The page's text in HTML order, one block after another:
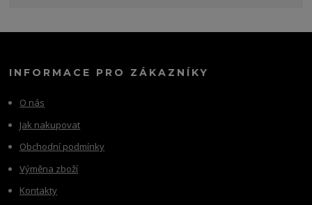
INFORMACE PRO ZÁKAZNÍKY
O nás
Jak nakupovat
Obchodní podmínky
Výměna zboží
Kontakty